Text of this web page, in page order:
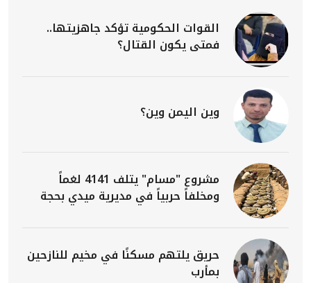
القوات الحكومية تؤكد جاهزيتها..
فمتى يكون القتال؟
وين اليمن وين؟
مشروع "مسام" يتلف 4141 لغماً
ومخلفاً حربياً في مديرية ميدي بحجة
حريق يلتهم مسكنًا في مخيم للنازحين
بمأرب